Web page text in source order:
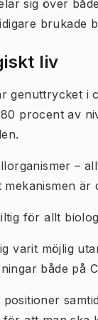
sig över
brukade
liv
genuttrycket i
procent av
–
är
för allt
varit möjlig
både på